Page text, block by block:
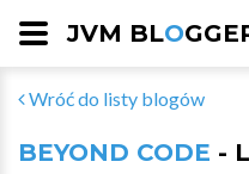
JVM BLO
Wróć do listy blogów
BEYOND CODE -